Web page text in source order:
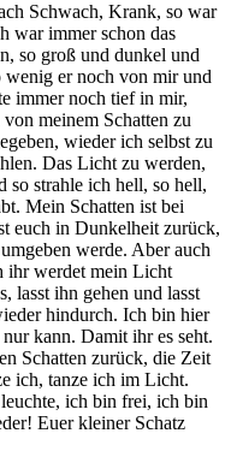
Schwach, Krank, so war
war immer schon das
so groß und dunkel und
wenig er noch von mir und
immer noch tief in mir,
meinem Schatten zu
wieder ich selbst zu
Das Licht zu werden,
so strahle ich hell, so hell,
Mein Schatten ist bei
euch in Dunkelheit zurück,
werde. Aber auch
ihr werdet mein Licht
lasst ihn gehen und lasst
hindurch. Ich bin hier
kann. Damit ihr es seht.
Schatten zurück, die Zeit
ich, tanze ich im Licht.
ich bin frei, ich bin
Euer kleiner Schatz